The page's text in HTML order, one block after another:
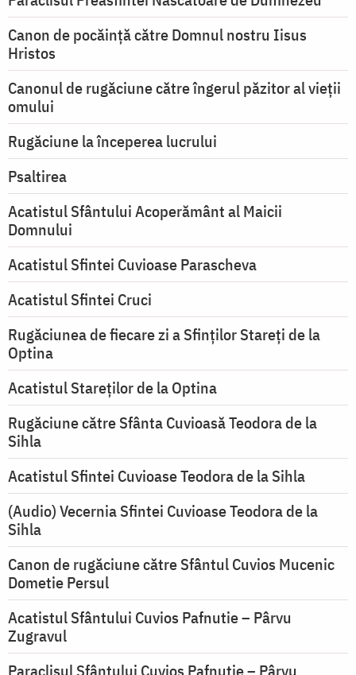
Canon de pocăință către Domnul nostru Iisus
Hristos
Canonul de rugăciune către îngerul păzitor al vieții
omului
Rugăciune la începerea lucrului
Psaltirea
Acatistul Sfântului Acoperământ al Maicii
Domnului
Acatistul Sfintei Cuvioase Parascheva
Acatistul Sfintei Cruci
Rugăciunea de fiecare zi a Sfinților Stareți de la
Optina
Acatistul Stareţilor de la Optina
Rugăciune către Sfânta Cuvioasă Teodora de la
Sihla
Acatistul Sfintei Cuvioase Teodora de la Sihla
(Audio) Vecernia Sfintei Cuvioase Teodora de la
Sihla
Canon de rugăciune către Sfântul Cuvios Mucenic
Dometie Persul
Acatistul Sfântului Cuvios Pafnutie – Pârvu
Zugravul